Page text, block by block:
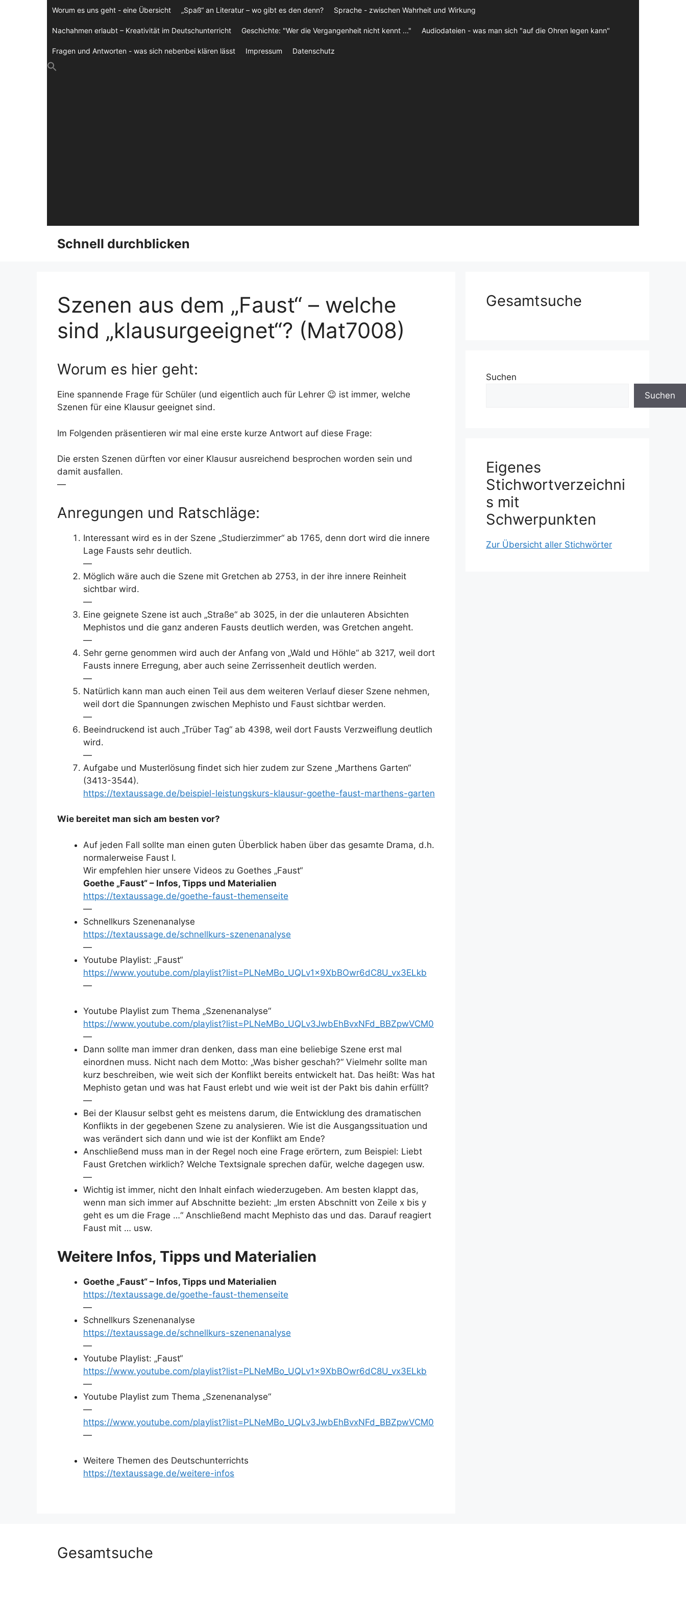
Worum es uns geht - eine Übersicht „Spaß“ an Literatur – wo gibt es den denn? Sprache - zwischen Wahrheit und Wirkung
Nachahmen erlaubt – Kreativität im Deutschunterricht Geschichte: "Wer die Vergangenheit nicht kennt ..." Audiodateien - was man sich "auf die Ohren legen kann"
Fragen und Antworten - was sich nebenbei klären lässt Impressum Datenschutz
Schnell durchblicken
Szenen aus dem „Faust“ – welche
sind „klausurgeeignet“? (Mat7008)
Worum es hier geht:
Eine spannende Frage für Schüler (und eigentlich auch für Lehrer 😉 ist immer, welche
Szenen für eine Klausur geeignet sind.
Im Folgenden präsentieren wir mal eine erste kurze Antwort auf diese Frage:
Die ersten Szenen dürften vor einer Klausur ausreichend besprochen worden sein und
damit ausfallen.
—
Anregungen und Ratschläge:
Interessant wird es in der Szene „Studierzimmer“ ab 1765, denn dort wird die innere
Lage Fausts sehr deutlich.
—
Möglich wäre auch die Szene mit Gretchen ab 2753, in der ihre innere Reinheit
sichtbar wird.
—
Eine geignete Szene ist auch „Straße“ ab 3025, in der die unlauteren Absichten
Mephistos und die ganz anderen Fausts deutlich werden, was Gretchen angeht.
—
Sehr gerne genommen wird auch der Anfang von „Wald und Höhle“ ab 3217, weil dort
Fausts innere Erregung, aber auch seine Zerrissenheit deutlich werden.
—
Natürlich kann man auch einen Teil aus dem weiteren Verlauf dieser Szene nehmen,
weil dort die Spannungen zwischen Mephisto und Faust sichtbar werden.
—
Beeindruckend ist auch „Trüber Tag“ ab 4398, weil dort Fausts Verzweiflung deutlich
wird.
—
Aufgabe und Musterlösung findet sich hier zudem zur Szene „Marthens Garten“
(3413-3544).
https://textaussage.de/beispiel-leistungskurs-klausur-goethe-faust-marthens-garten
Wie bereitet man sich am besten vor?
Auf jeden Fall sollte man einen guten Überblick haben über das gesamte Drama, d.h.
normalerweise Faust I.
Wir empfehlen hier unsere Videos zu Goethes „Faust“
Goethe „Faust“ – Infos, Tipps und Materialien
https://textaussage.de/goethe-faust-themenseite
—
Schnellkurs Szenenanalyse
https://textaussage.de/schnellkurs-szenenanalyse
—
Youtube Playlist: „Faust“
https://www.youtube.com/playlist?list=PLNeMBo_UQLv1x9XbBOwr6dC8U_vx3ELkb
—
Youtube Playlist zum Thema „Szenenanalyse“
https://www.youtube.com/playlist?list=PLNeMBo_UQLv3JwbEhBvxNFd_BBZpwVCM0
—
Dann sollte man immer dran denken, dass man eine beliebige Szene erst mal
einordnen muss. Nicht nach dem Motto: „Was bisher geschah?“ Vielmehr sollte man
kurz beschreiben, wie weit sich der Konflikt bereits entwickelt hat. Das heißt: Was hat
Mephisto getan und was hat Faust erlebt und wie weit ist der Pakt bis dahin erfüllt?
—
Bei der Klausur selbst geht es meistens darum, die Entwicklung des dramatischen
Konflikts in der gegebenen Szene zu analysieren. Wie ist die Ausgangssituation und
was verändert sich dann und wie ist der Konflikt am Ende?
Anschließend muss man in der Regel noch eine Frage erörtern, zum Beispiel: Liebt
Faust Gretchen wirklich? Welche Textsignale sprechen dafür, welche dagegen usw.
—
Wichtig ist immer, nicht den Inhalt einfach wiederzugeben. Am besten klappt das,
wenn man sich immer auf Abschnitte bezieht: „Im ersten Abschnitt von Zeile x bis y
geht es um die Frage …“ Anschließend macht Mephisto das und das. Darauf reagiert
Faust mit … usw.
Weitere Infos, Tipps und Materialien
Goethe „Faust“ – Infos, Tipps und Materialien
https://textaussage.de/goethe-faust-themenseite
—
Schnellkurs Szenenanalyse
https://textaussage.de/schnellkurs-szenenanalyse
—
Youtube Playlist: „Faust“
https://www.youtube.com/playlist?list=PLNeMBo_UQLv1x9XbBOwr6dC8U_vx3ELkb
—
Youtube Playlist zum Thema „Szenenanalyse“
—
https://www.youtube.com/playlist?list=PLNeMBo_UQLv3JwbEhBvxNFd_BBZpwVCM0
—
Weitere Themen des Deutschunterrichts
https://textaussage.de/weitere-infos
Gesamtsuche
Suchen
Suchen
Eigenes
Stichwortverzeichni
s mit
Schwerpunkten
Zur Übersicht aller Stichwörter
Gesamtsuche